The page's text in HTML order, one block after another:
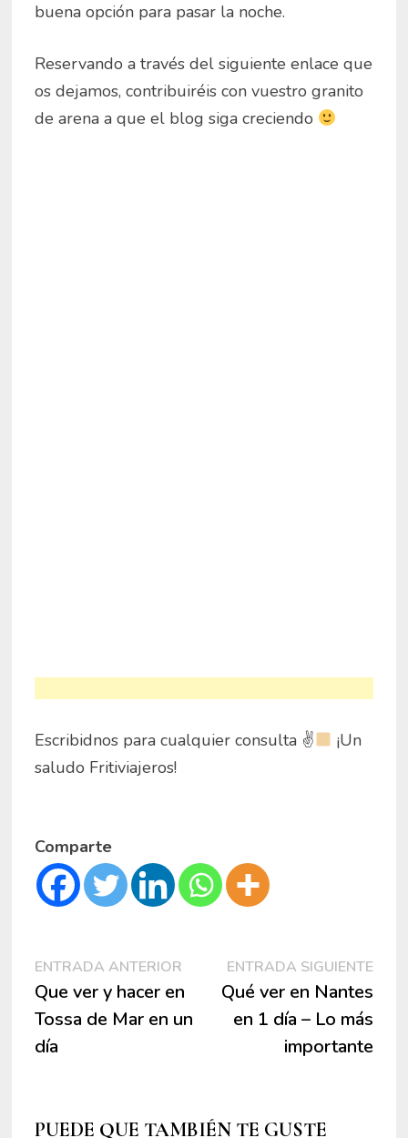
buena opción para pasar la noche.
Reservando a través del siguiente enlace que
os dejamos, contribuiréis con vuestro granito
de arena a que el blog siga creciendo
Escribidnos para cualquier consulta ✌
¡Un
saludo Fritiviajeros!
Comparte
Navegación
de
entradas
ENTRADA ANTERIOREntrada
anterior:
Que ver y hacer en
Tossa de Mar en un
día
ENTRADA SIGUIENTE
Qué ver en Nantes
en 1 día – Lo más
importante
PUEDE QUE TAMBIÉN TE GUSTE